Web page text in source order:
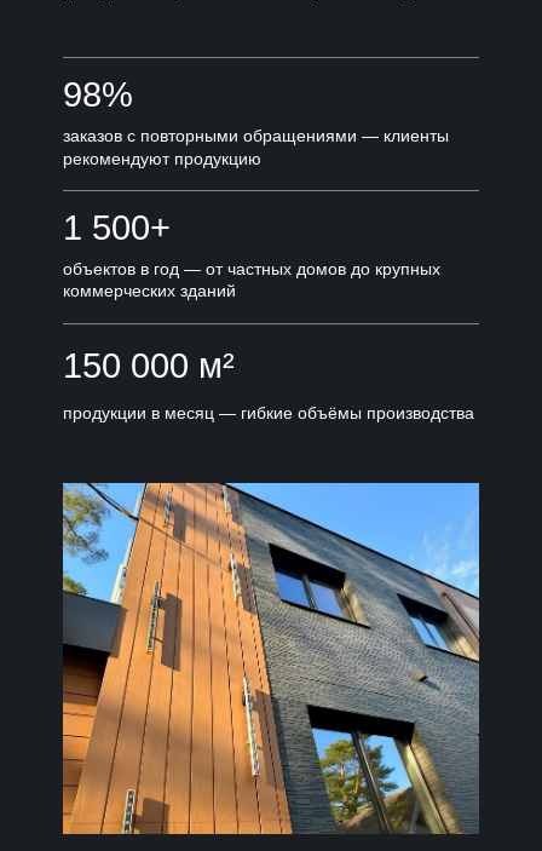
98%
заказов с повторными обращениями — клиенты
рекомендуют продукцию
1 500+
объектов в год — от частных домов до крупных
коммерческих зданий
150 000 м²
продукции в месяц — гибкие объёмы производства